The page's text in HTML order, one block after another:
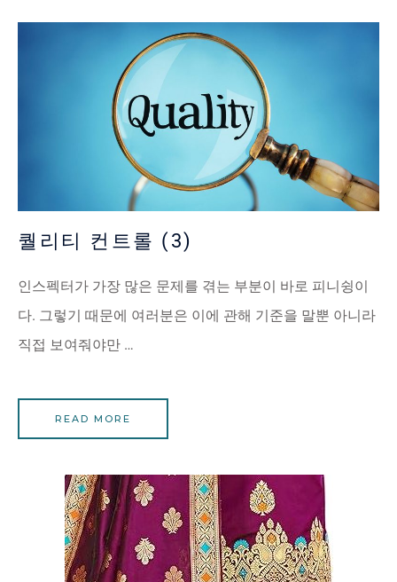
퀄리티 컨트롤 (3)
인스펙터가 가장 많은 문제를 겪는 부분이 바로 피니슁이
다. 그렇기 때문에 여러분은 이에 관해 기준을 말뿐 아니라
직접 보여줘야만 …
READ MORE